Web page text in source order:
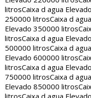
litrosCaixa d agua
250000 litrosCaixa d
Elevado 350000 litros
litrosCaixa d agua
500000 litrosCaixa d
Elevado 600000 litros
litrosCaixa d agua
750000 litrosCaixa d
Elevado 850000 litros